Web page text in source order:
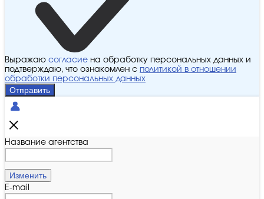
Выражаю согласие на обработку персональных данных и
подтверждаю, что ознакомлен с политикой в отношении
обработки персональных данных
Отправить
Название агентства
Изменить
E-mail